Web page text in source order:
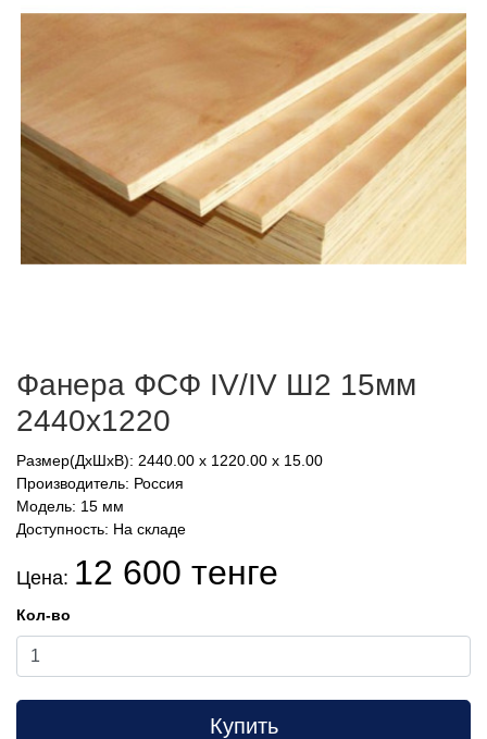
Фанера ФСФ IV/IV Ш2 15мм
2440х1220
Размер(ДхШхВ): 2440.00 x 1220.00 x 15.00
Производитель: Россия
Модель: 15 мм
Доступность: На складе
Цена: 12 600 тенге
Кол-во
Купить